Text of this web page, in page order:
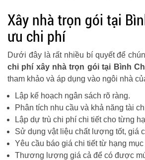
Xây nhà trọn gói tại
ưu chi phí
Dưới đây là rất nhiều bí quyết để
chi phí xây nhà trọn gói tại Bình
tham khảo và áp dụng vào ngôi nhà
Lập kế hoạch ngân sách rõ ràng.
Phân tích nhu cầu và khả năng tài
Lập dự trù chi phí chi tiết cho từng
Sử dụng vật liệu chất lượng tốt, giá
Yêu cầu báo giá chi tiết từ hạng
Thương lượng giá cả để có được